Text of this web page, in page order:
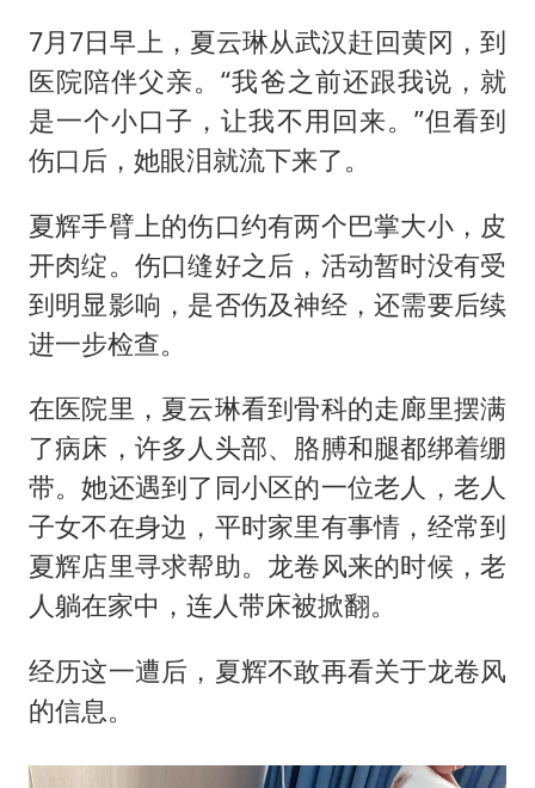
7月7日早上，夏云琳从武汉赶回黄冈，到
医院陪伴父亲。“我爸之前还跟我说，就
是一个小口子，让我不用回来。”但看到
伤口后，她眼泪就流下来了。
夏辉手臂上的伤口约有两个巴掌大小，皮
开肉绽。伤口缝好之后，活动暂时没有受
到明显影响，是否伤及神经，还需要后续
进一步检查。
在医院里，夏云琳看到骨科的走廊里摆满
了病床，许多人头部、胳膊和腿都绑着绷
带。她还遇到了同小区的一位老人，老人
子女不在身边，平时家里有事情，经常到
夏辉店里寻求帮助。龙卷风来的时候，老
人躺在家中，连人带床被掀翻。
经历这一遭后，夏辉不敢再看关于龙卷风
的信息。